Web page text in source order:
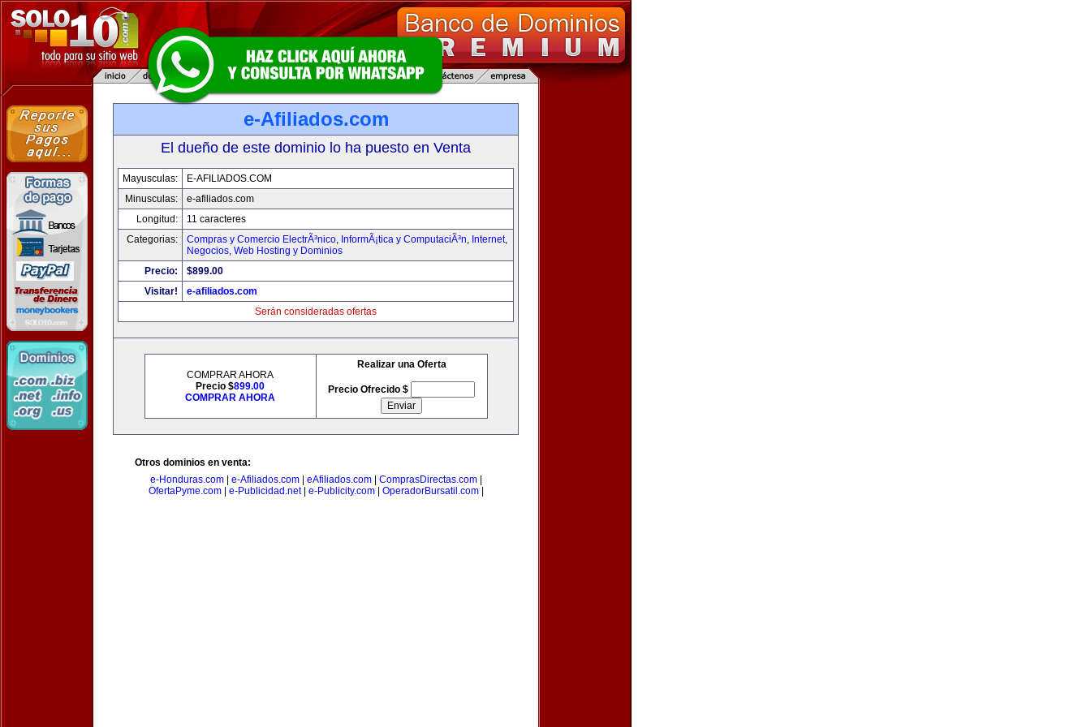
e-Afiliados.com
El dueño de este dominio lo ha puesto en Venta
Mayusculas:
E-AFILIADOS.COM
Minusculas:
e-afiliados.com
Longitud:
11 caracteres
Categorias:
Compras y Comercio ElectrÃ³nico, InformÃ¡tica y ComputaciÃ³n, Internet,
Negocios, Web Hosting y Dominios
Precio:
$899.00
Visitar!
e-afiliados.com
Serán consideradas ofertas
COMPRAR AHORA
Precio $899.00
COMPRAR AHORA
Realizar una Oferta
Precio Ofrecido $
Otros dominios en venta:
e-Honduras.com| e-Afiliados.com| eAfiliados.com| ComprasDirectas.com|
OfertaPyme.com| e-Publicidad.net| e-Publicity.com| OperadorBursatil.com|